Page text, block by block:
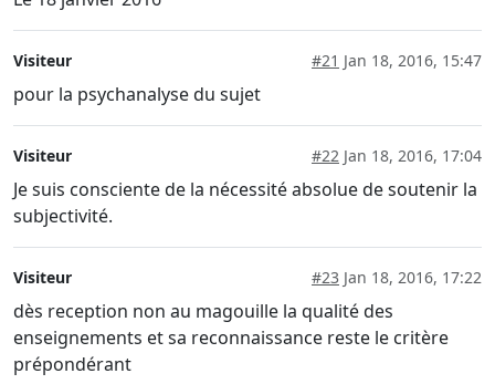
Visiteur #21 Jan 18, 2016, 15:47
pour la psychanalyse du sujet
Visiteur #22 Jan 18, 2016, 17:04
Je suis consciente de la nécessité absolue de soutenir la
subjectivité.
Visiteur #23 Jan 18, 2016, 17:22
dès reception non au magouille la qualité des
enseignements et sa reconnaissance reste le critère
prépondérant